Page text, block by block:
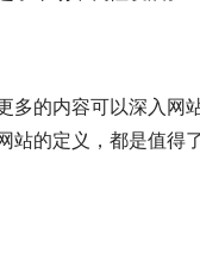
的内容可以深入网
的定义，都是值得